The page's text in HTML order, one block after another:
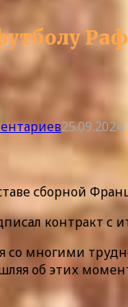
25.09.2024
сборной
контракт с
со многими
об этих